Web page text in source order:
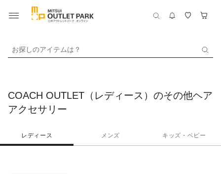
お探しのアイテムは？
COACH OUTLET（レディース）のその他ヘア
アクセサリー
レディース メンズ キッズ・ベビー